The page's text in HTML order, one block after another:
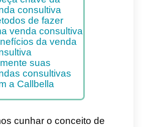
Sobre o funil de
vendas e conversão
Elementos e
características da
venda consultiva
O perfil do vendedor:
a peça chave da
venda consultiva
Métodos de fazer